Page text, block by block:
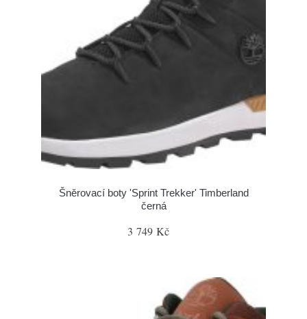
Šněrovací boty 'Sprint Trekker' Timberland
černá
3 749 Kč